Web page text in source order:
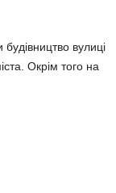
вулиці
Окрім того на